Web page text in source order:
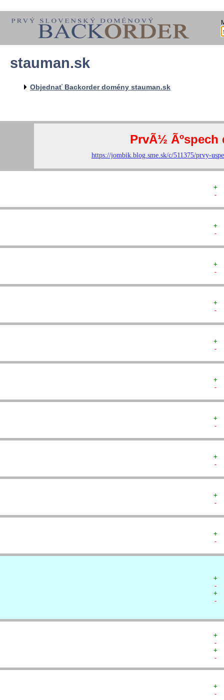
stauman.sk
Objednať Backorder domény stauman.sk
+
-
+
-
+
-
+
-
+
-
+
-
+
-
+
-
+
-
+
-
+
-
+
-
+
-
+
-
+
-